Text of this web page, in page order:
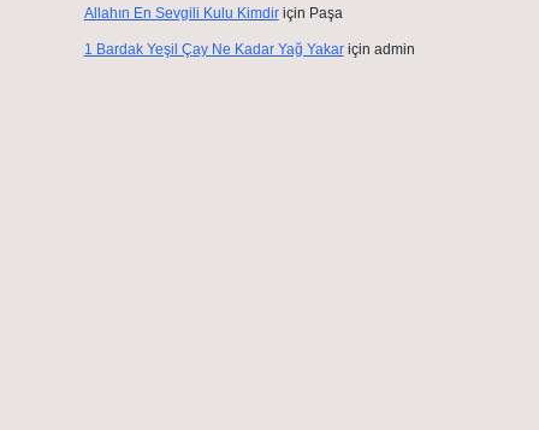
Allahın En Sevgili Kulu Kimdiriçin Paşa
1 Bardak Yeşil Çay Ne Kadar Yağ Yakariçin admin